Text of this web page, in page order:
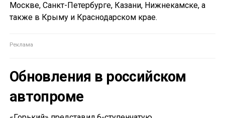
Москве, Санкт-Петербурге, Казани, Нижнекамске, а
также в Крыму и Краснодарском крае.
Обновления в российском
автопроме